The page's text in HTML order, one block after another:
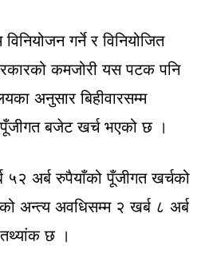
गर्ने र विनियोजित
कमजोरी यस पटक पनि
अनुसार बिहीवारसम्म
बजेट खर्च भएको छ ।
५२ अर्ब रुपैयाँको पूँजीगत खर्चको
अन्त्य अवधिसम्म २ खर्ब ८ अर्ब
छ ।